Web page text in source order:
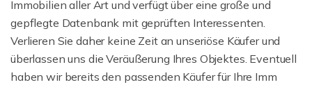
Immobilien aller Art und verfügt über eine große und
gepflegte Datenbank mit geprüften Interessenten.
Verlieren Sie daher keine Zeit an unseriöse Käufer und
überlassen uns die Veräußerung Ihres Objektes. Eventuell
haben wir bereits den passenden Käufer für Ihre Imm